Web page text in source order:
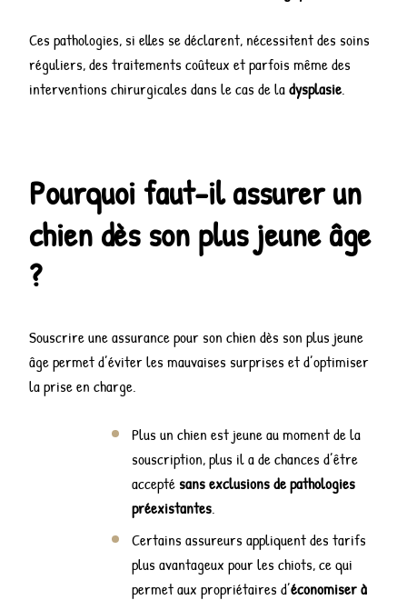
Ces pathologies, si elles se déclarent, nécessitent des soins
réguliers, des traitements coûteux et parfois même des
interventions chirurgicales dans le cas de ladysplasie.
Pourquoi faut-il assurer un
chien dès son plus jeune âge
?
Souscrire une assurance pour son chien dès son plus jeune
âge permet d’éviter les mauvaises surprises et d’optimiser
la prise en charge.
Plus un chien est jeune au moment de la
souscription, plus il a de chances d’être
accepté sans exclusions de pathologies
préexistantes.
Certains assureurs appliquent des tarifs
plus avantageux pour les chiots, ce qui
permet aux propriétaires d’économiser à